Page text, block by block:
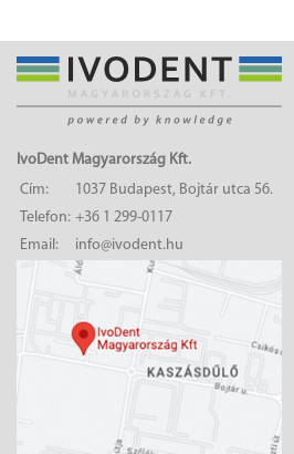
IvoDent Magyarország Kft.
Cím:
1037 Budapest, Bojtár utca 56.
Telefon: +36 1 299-0117
Email:
info@ivodent.hu